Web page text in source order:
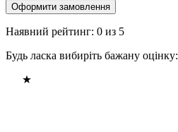
Оформити замовлення
Наявний рейтинг: 0 из 5
Будь ласка вибиріть бажану оцінку: